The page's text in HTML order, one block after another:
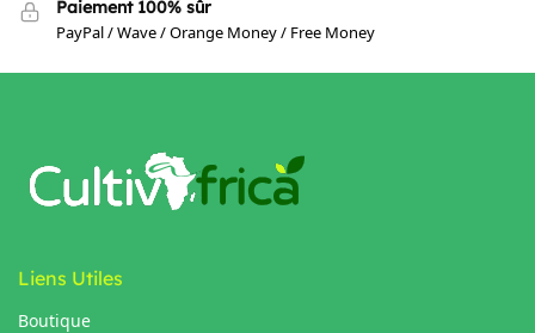
Paiement 100% sûr
PayPal / Wave / Orange Money / Free Money
Liens Utiles
Boutique